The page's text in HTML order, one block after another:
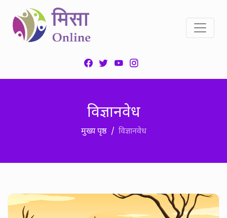
विज्ञानवेध
मुख्य पृष्ठ विज्ञानवेध